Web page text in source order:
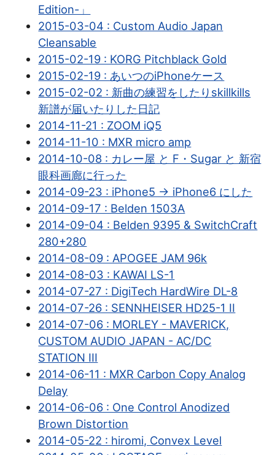
Edition-」
2015-03-04 : Custom Audio Japan
Cleansable
2015-02-19 : KORG Pitchblack Gold
2015-02-19 : あいつのiPhoneケース
2015-02-02 : 新曲の練習をしたりskillkills
新譜が届いたりした日記
2014-11-21 : ZOOM iQ5
2014-11-10 : MXR micro amp
2014-10-08 : カレー屋 と F・Sugar と 新宿
眼科画廊に行った
2014-09-23 : iPhone5 → iPhone6 にした
2014-09-17 : Belden 1503A
2014-09-04 : Belden 9395 & SwitchCraft
280+280
2014-08-09 : APOGEE JAM 96k
2014-08-03 : KAWAI LS-1
2014-07-27 : DigiTech HardWire DL-8
2014-07-26 : SENNHEISER HD25-1 II
2014-07-06 : MORLEY - MAVERICK,
CUSTOM AUDIO JAPAN - AC/DC
STATION III
2014-06-11 : MXR Carbon Copy Analog
Delay
2014-06-06 : One Control Anodized
Brown Distortion
2014-05-22 : hiromi, Convex Level